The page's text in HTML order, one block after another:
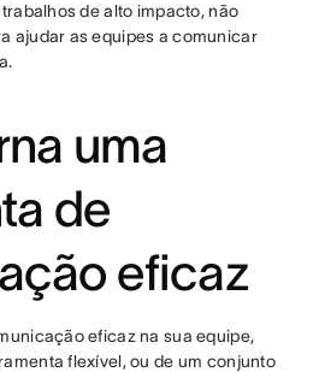
de alto impacto, não
ajudar as equipes a comunicar
uma
de
eficaz
eficaz na sua equipe,
flexível, ou de um conjunto